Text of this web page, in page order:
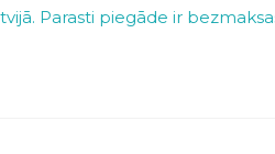
Parasti piegāde ir